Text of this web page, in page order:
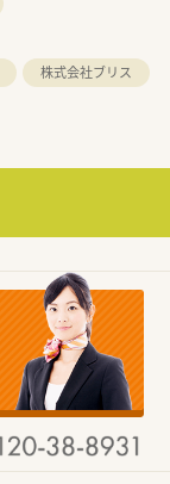
株式会社ブリス